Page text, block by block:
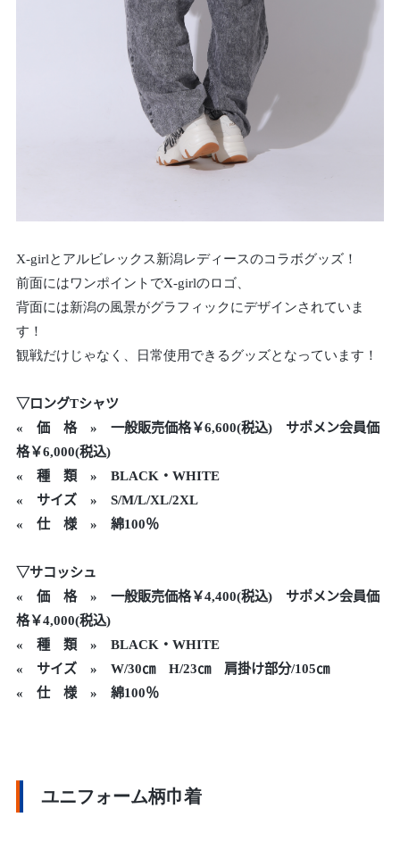
X-girlとアルビレックス新潟レディースのコラボグッズ！
前面にはワンポイントでX-girlのロゴ、
背面には新潟の風景がグラフィックにデザインされていま
す！
観戦だけじゃなく、日常使用できるグッズとなっています！
▽ロングTシャツ
« 価 格 » 一般販売価格￥6,600(税込) サポメン会員価
格￥6,000(税込)
« 種 類 » BLACK・WHITE
« サイズ » S/M/L/XL/2XL
« 仕 様 » 綿100％
▽サコッシュ
« 価 格 » 一般販売価格￥4,400(税込) サポメン会員価
格￥4,000(税込)
« 種 類 » BLACK・WHITE
« サイズ » W/30㎝ H/23㎝ 肩掛け部分/105㎝
« 仕 様 » 綿100％
ユニフォーム柄巾着